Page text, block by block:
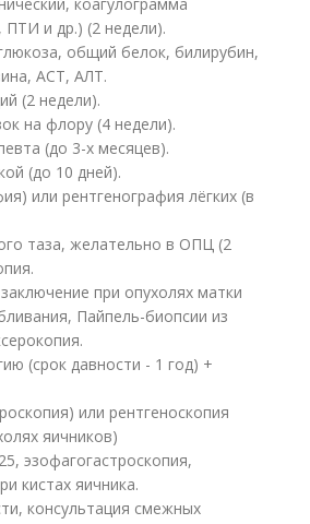
ПТИ и др.) (2 недели).
общий белок, билирубин,
АСТ, АЛТ.
(2 недели).
на флору (4 недели).
(до 3-х месяцев).
(до 10 дней).
или рентгенография лёгких (в
таза, желательно в ОПЦ (2
при опухолях матки
Пайпель-биопсии из
(срок давности - 1 год) +
или рентгеноскопия
яичников)
эзофагогастроскопия,
кистах яичника.
консультация смежных